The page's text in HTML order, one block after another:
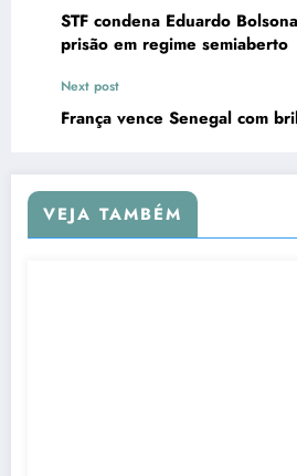
STF condena Eduardo
prisão em regime semiaberto
Next post
França vence Senegal com
VEJA TAMBÉM